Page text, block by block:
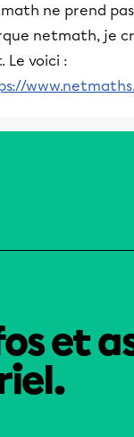
ne prend
netmath, je
Le voici :
et